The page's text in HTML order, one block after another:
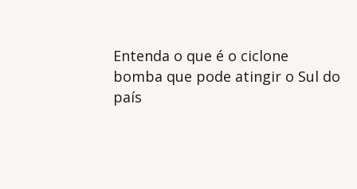
Entenda o que é o ciclone
bomba que pode atingir o Sul do
país